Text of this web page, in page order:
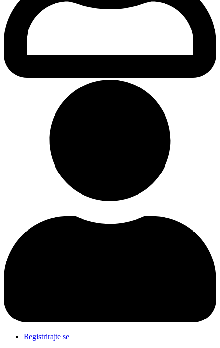
Registrirajte se